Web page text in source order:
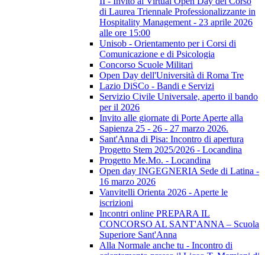
di Laurea Triennale Professionalizzante in
Hospitality Management - 23 aprile 2026
alle ore 15:00
Unisob - Orientamento per i Corsi di
Comunicazione e di Psicologia
Concorso Scuole Militari
Open Day dell'Università di Roma Tre
Lazio DiSCo - Bandi e Servizi
Servizio Civile Universale, aperto il bando
per il 2026
Invito alle giornate di Porte Aperte alla
Sapienza 25 - 26 - 27 marzo 2026.
Sant'Anna di Pisa: Incontro di apertura
Progetto Stem 2025/2026 - Locandina
Progetto Me.Mo. - Locandina
Open day INGEGNERIA Sede di Latina -
16 marzo 2026
Vanvitelli Orienta 2026 - Aperte le
iscrizioni
Incontri online PREPARA IL
CONCORSO AL SANT'ANNA – Scuola
Superiore Sant'Anna
Alla Normale anche tu - Incontro di